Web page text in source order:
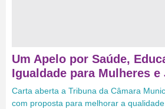
Um Apelo por Saúde,
Igualdade para Mulheres e
Carta aberta a Tribuna da Câmara
com proposta para melhorar a